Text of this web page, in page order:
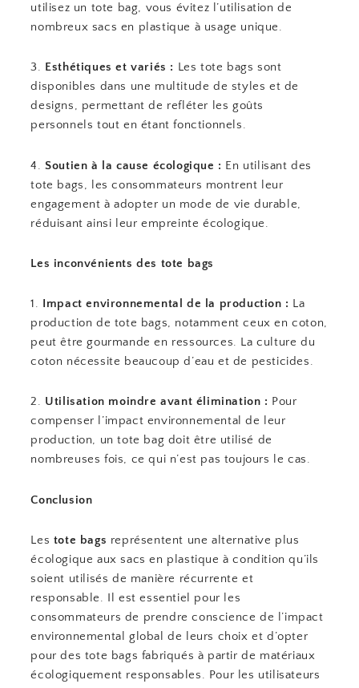
utilisez un tote bag, vous évitez l’utilisation de
nombreux sacs en plastique à usage unique.
3. Esthétiques et variés : Les tote bags sont
disponibles dans une multitude de styles et de
designs, permettant de refléter les goûts
personnels tout en étant fonctionnels.
4.Soutien à la cause écologique : En utilisant des
tote bags, les consommateurs montrent leur
engagement à adopter un mode de vie durable,
réduisant ainsi leur empreinte écologique.
Les inconvénients des tote bags
1. Impact environnemental de la production : La
production de tote bags, notamment ceux en coton,
peut être gourmande en ressources. La culture du
coton nécessite beaucoup d’eau et de pesticides.
2. Utilisation moindre avant élimination : Pour
compenser l’impact environnemental de leur
production, un tote bag doit être utilisé de
nombreuses fois, ce qui n’est pas toujours le cas.
Conclusion
Les tote bags représentent une alternative plus
écologique aux sacs en plastique à condition qu’ils
soient utilisés de manière récurrente et
responsable. Il est essentiel pour les
consommateurs de prendre conscience de l’impact
environnemental global de leurs choix et d’opter
pour des tote bags fabriqués à partir de matériaux
écologiquement responsables. Pour les utilisateurs